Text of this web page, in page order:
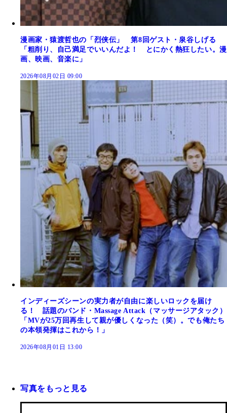
漫画家・猿渡哲也の「烈侠伝」 第8回ゲスト・泉谷しげる
「粗削り、自己満足でいいんだよ！ とにかく熱狂したい。漫
画、映画、音楽に」
2026年08月02日 09:00
インディーズシーンの実力者が自由に楽しいロックを届け
る！ 話題のバンド・Massage Attack（マッサージアタック）
「MVが25万回再生して親が優しくなった（笑）。でも俺たち
の本領発揮はこれから！」
2026年08月01日 13:00
写真をもっと見る